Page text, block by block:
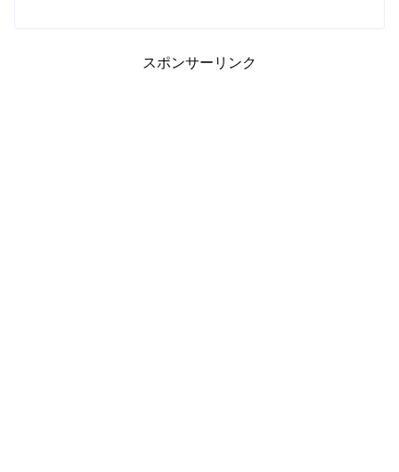
スポンサーリンク